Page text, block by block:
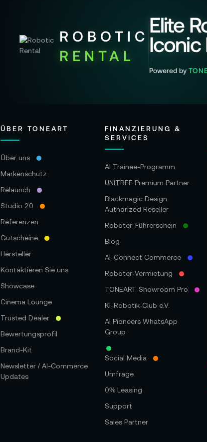
ROBOTIC
RENTAL
Elite
Powered by
ÜBER TONEART
Über uns
Markenschutz
Relaunch
Studio 2.0
Referenzen
Gutscheine
Hersteller
Kontaktieren Sie uns
Showcase
Cinema Lounge
Trusted Dealer
Bewertungsprofil
Brand-Kit
Newsletter / AI-Commerce
Updates
FINANZIERUNG &
SERVICES
AI Trainee-Programm
UNITREE Premium Partner
Blackmagic Design
Authorized Reseller
Roboter-Führerschein
Blog
AI-Connect Commerce
Roboter‑Vermietung
TONEART Showroom Pro
KI-Robotik-Club e.V.
AI Pioneers WhatsApp
Group
Social Media
Umfrage
0% Leasing
Support
Sales Partner